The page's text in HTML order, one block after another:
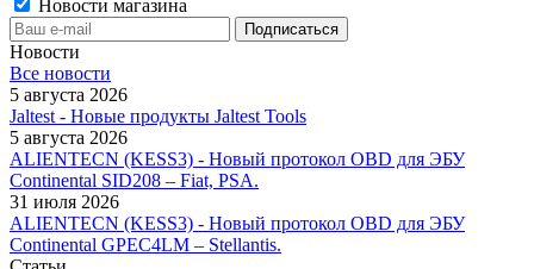
Новости магазина
Новости
Все новости
5 августа 2026
Jaltest - Новые продукты Jaltest Tools
5 августа 2026
ALIENTECN (KESS3) - Новый протокол OBD для ЭБУ
Continental SID208 – Fiat, PSA.
31 июля 2026
ALIENTECN (KESS3) - Новый протокол OBD для ЭБУ
Continental GPEC4LM – Stellantis.